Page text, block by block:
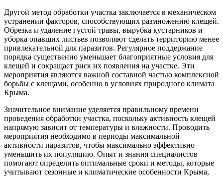
Другой метод обработки участка заключается в механическом
устранении факторов, способствующих размножению клещей.
Обрезка и удаление густой травы, вырубка кустарников и
уборка опавших листьев позволяют сделать территорию менее
привлекательной для паразитов. Регулярное поддержание
порядка существенно уменьшает благоприятные условия для
клещей и сокращает риск их появления на участке. Эти
мероприятия являются важной составной частью комплексной
борьбы с клещами, особенно в условиях природного климата
Крыма.
Значительное внимание уделяется правильному времени
проведения обработки участка, поскольку активность клещей
напрямую зависит от температуры и влажности. Проводить
мероприятия необходимо в периоды максимальной
активности паразитов, чтобы максимально эффективно
уменьшить их популяцию. Опыт и знания специалистов
помогают определить оптимальные сроки и методы, которые
учитывают сезонные и климатические особенности Крыма,